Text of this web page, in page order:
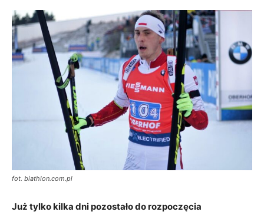
fot. biathlon.com.pl
Już tylko kilka dni pozostało do rozpoczęcia